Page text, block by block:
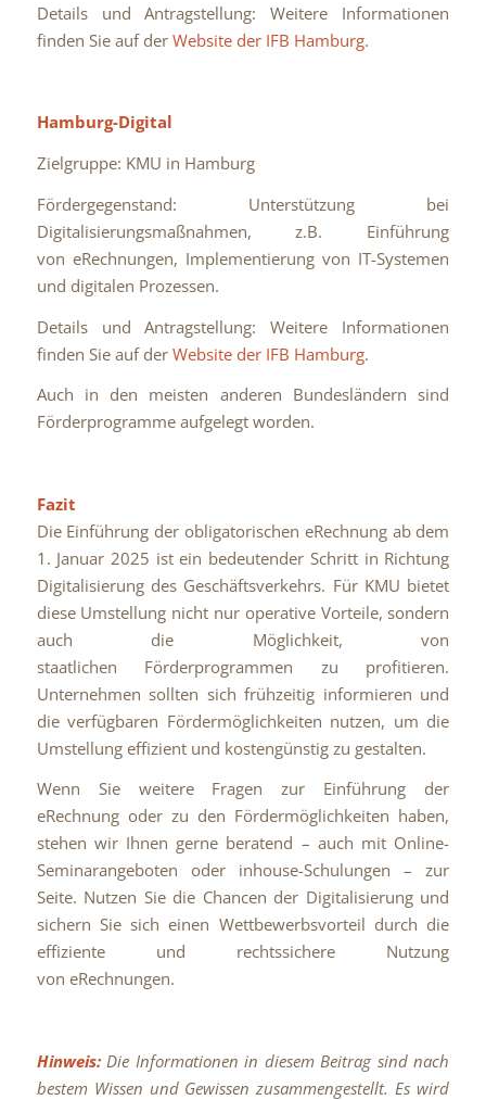
Details und Antragstellung: Weitere Informationen
finden Sie auf der Website der IFB Hamburg.
Hamburg-Digital
Zielgruppe: KMU in Hamburg
Fördergegenstand: Unterstützung bei
Digitalisierungsmaßnahmen, z.B. Einführung
von eRechnungen, Implementierung von IT-Systemen
und digitalen Prozessen.
Details und Antragstellung: Weitere Informationen
finden Sie auf der Website der IFB Hamburg.
Auch in den meisten anderen Bundesländern sind
Förderprogramme aufgelegt worden.
Fazit
Die Einführung der obligatorischen eRechnung ab dem
1. Januar 2025 ist ein bedeutender Schritt in Richtung
Digitalisierung des Geschäftsverkehrs. Für KMU bietet
diese Umstellung nicht nur operative Vorteile, sondern
auch die Möglichkeit, von
staatlichen Förderprogrammen zu profitieren.
Unternehmen sollten sich frühzeitig informieren und
die verfügbaren Fördermöglichkeiten nutzen, um die
Umstellung effizient und kostengünstig zu gestalten.
Wenn Sie weitere Fragen zur Einführung der
eRechnung oder zu den Fördermöglichkeiten haben,
stehen wir Ihnen gerne beratend – auch mit Online-
Seminarangeboten oder inhouse-Schulungen – zur
Seite. Nutzen Sie die Chancen der Digitalisierung und
sichern Sie sich einen Wettbewerbsvorteil durch die
effiziente und rechtssichere Nutzung
von eRechnungen.
Hinweis: Die Informationen in diesem Beitrag sind nach
bestem Wissen und Gewissen zusammengestellt. Es wird